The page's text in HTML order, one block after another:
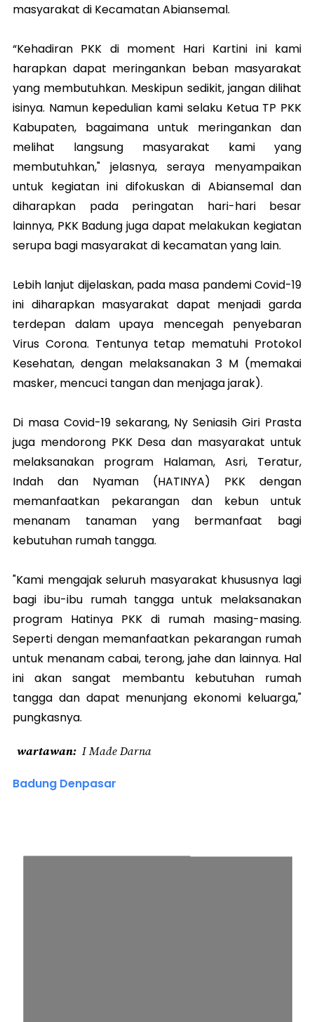
masyarakat di Kecamatan Abiansemal.
“Kehadiran PKK di moment Hari Kartini ini kami
harapkan dapat meringankan beban masyarakat
yang membutuhkan. Meskipun sedikit, jangan dilihat
isinya. Namun kepedulian kami selaku Ketua TP PKK
Kabupaten, bagaimana untuk meringankan dan
melihat langsung masyarakat kami yang
membutuhkan," jelasnya, seraya menyampaikan
untuk kegiatan ini difokuskan di Abiansemal dan
diharapkan pada peringatan hari-hari besar
lainnya, PKK Badung juga dapat melakukan kegiatan
serupa bagi masyarakat di kecamatan yang lain.
Lebih lanjut dijelaskan, pada masa pandemi Covid-19
ini diharapkan masyarakat dapat menjadi garda
terdepan dalam upaya mencegah penyebaran
Virus Corona. Tentunya tetap mematuhi Protokol
Kesehatan, dengan melaksanakan 3 M (memakai
masker, mencuci tangan dan menjaga jarak).
Di masa Covid-19 sekarang, Ny Seniasih Giri Prasta
juga mendorong PKK Desa dan masyarakat untuk
melaksanakan program Halaman, Asri, Teratur,
Indah dan Nyaman (HATINYA) PKK dengan
memanfaatkan pekarangan dan kebun untuk
menanam tanaman yang bermanfaat bagi
kebutuhan rumah tangga.
"Kami mengajak seluruh masyarakat khususnya lagi
bagi ibu-ibu rumah tangga untuk melaksanakan
program Hatinya PKK di rumah masing-masing.
Seperti dengan memanfaatkan pekarangan rumah
untuk menanam cabai, terong, jahe dan lainnya. Hal
ini akan sangat membantu kebutuhan rumah
tangga dan dapat menunjang ekonomi keluarga,"
pungkasnya.
wartawan I Made Darna
Badung Denpasar